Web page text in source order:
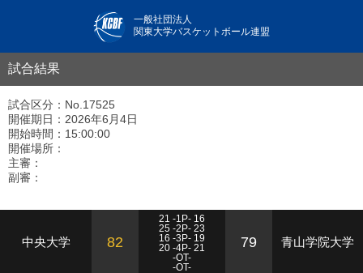
一般社団法人
関東大学バスケットボール連盟
試合結果
試合区分：No.17525
開催期日：2026年6月4日
開始時間：15:00:00
開催場所：
主審：
副審：
中央大学 82
21 -1P- 16
25 -2P- 23
16 -3P- 19
20 -4P- 21
-OT-
-OT-
79 青山学院大学